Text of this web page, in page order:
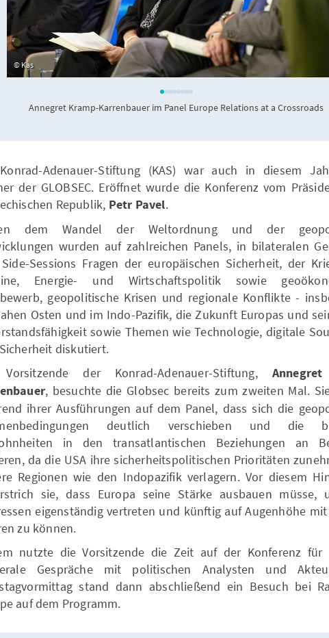
Kas
Annegret Kramp-Karrenbauer im Panel Europe Relations at a Crossroads
Adenauer-Stiftung (KAS) war auch in diesem
der GLOBSEC. Eröffnet wurde die Konferenz vom
Republik, Petr Pavel.
dem Wandel der Weltordnung und der
wurden auf zahlreichen Panels, in bilateralen
Sessions Fragen der europäischen Sicherheit, der
Energie- und Wirtschaftspolitik sowie
geopolitische Krisen und regionale Konflikte -
Osten und im Indo-Pazifik, die Zukunft Europas und
sowie Themen wie Technologie, digitale
diskutiert.
der Konrad-Adenauer-Stiftung,
, besuchte die Globsec bereits zum zweiten Mal.
ihrer Ausführungen auf dem Panel, dass sich die
deutlich verschieben und die
in den transatlantischen Beziehungen an
da die USA ihre sicherheitspolitischen Prioritäten
Regionen wie den Indopazifik verlagern. Vor diesem
sie, dass Europa seine Stärke ausbauen müsse,
eigenständig vertreten und künftig auf Augenhöhe mit
zu können.
nutzte die Vorsitzende die Zeit auf der Konferenz für
Gespräche mit politischen Analysten und
stand dann abschließend ein Besuch bei
auf dem Programm.